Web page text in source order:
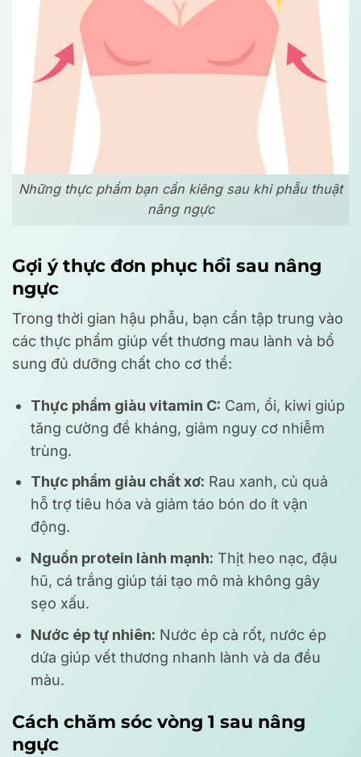
Những thực phẩm bạn cần kiêng sau khi phẫu thuật
nâng ngực
Gợi ý thực đơn phục hồi sau nâng
ngực
Trong thời gian hậu phẫu, bạn cần tập trung vào
các thực phẩm giúp vết thương mau lành và bổ
sung đủ dưỡng chất cho cơ thể:
Thực phẩm giàu vitamin C: Cam, ổi, kiwi giúp
tăng cường đề kháng, giảm nguy cơ nhiễm
trùng.
Thực phẩm giàu chất xơ: Rau xanh, củ quả
hỗ trợ tiêu hóa và giảm táo bón do ít vận
động.
Nguồn protein lành mạnh: Thịt heo nạc, đậu
hũ, cá trắng giúp tái tạo mô mà không gây
sẹo xấu.
Nước ép tự nhiên: Nước ép cà rốt, nước ép
dứa giúp vết thương nhanh lành và da đều
màu.
Cách chăm sóc vòng 1 sau nâng
ngực